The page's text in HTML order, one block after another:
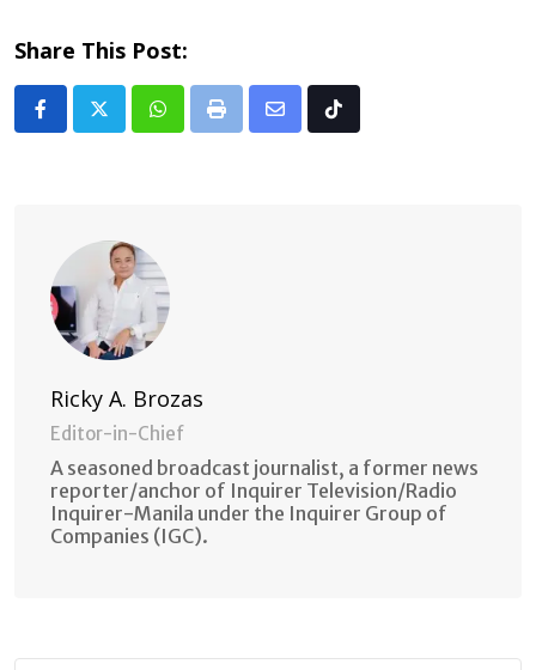
Share This Post:
Whatsapp
Print
Share Tiktok
Ricky A. Brozas
Editor-in-Chief
A seasoned broadcast journalist, a former news
reporter/anchor of Inquirer Television/Radio
Inquirer-Manila under the Inquirer Group of
Companies (IGC).